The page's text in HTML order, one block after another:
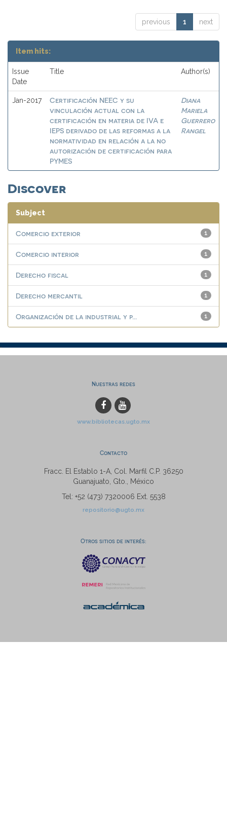
previous 1 next
Item hits:
Issue
Date
Title Author(s)
Jan-2017
Certificación NEEC y su
vinculación actual con la
certificación en materia de IVA e
IEPS derivado de las reformas a la
normatividad en relación a la no
autorización de certificación para
PYMES
Diana
Mariela
Guerrero
Rangel
Discover
Subject
1
Comercio exterior
1
Comercio interior
1
Derecho fiscal
1
Derecho mercantil
1
Organización de la industrial y p...
Nuestras redes
www.bibliotecas.ugto.mx
Contacto
Fracc. El Establo 1-A, Col. Marfil C.P. 36250
Guanajuato, Gto., México
Tel: +52 (473) 7320006 Ext. 5538
repositorio@ugto.mx
Otros sitios de interés: